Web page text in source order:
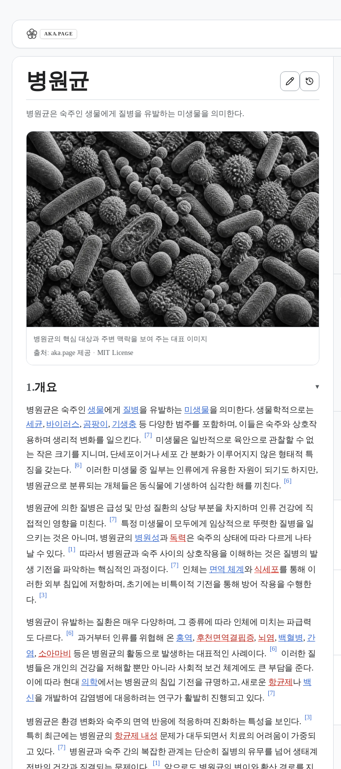
AKA.PAGE
병원균
병원균은 숙주인 생물에게 질병을 유발하는 미생물을 의미한다.
병원균의 핵심 대상과 주변 맥락을 보여 주는 대표 이미지
출처: aka.page 제공 · MIT License
1.개요 ▾
병원균은 숙주인생물에게 질병을 유발하는 미생물을 의미한다. 생물학적으로는
세균, 바이러스, 곰팡이 , 기생충 등 다양한 범주를 포함하며, 이들은 숙주와 상호작
용하며 생리적 변화를 일으킨다.
[7]
미생물은 일반적으로 육안으로 관찰할 수 없
는 작은 크기를 지니며, 단세포이거나 세포 간 분화가 이루어지지 않은 형태적 특
징을 갖는다.
[6]
이러한 미생물 중 일부는 인류에게 유용한 자원이 되기도 하지만,
병원균으로 분류되는 개체들은 동식물에 기생하여 심각한 해를 끼친다.
[6]
병원균에 의한 질병은 급성 및 만성 질환의 상당 부분을 차지하며 인류 건강에 직
접적인 영향을 미친다.
[7]
특정 미생물이 모두에게 임상적으로 뚜렷한 질병을 일
으키는 것은 아니며, 병원균의 병원성과 독력은 숙주의 상태에 따라 다르게 나타
날 수 있다.
[1]
따라서 병원균과 숙주 사이의 상호작용을 이해하는 것은 질병의 발
생 기전을 파악하는 핵심적인 과정이다.
[7]
인체는 면역 체계 와 식세포를 통해 이
러한 외부 침입에 저항하며, 초기에는 비특이적 기전을 통해 방어 작용을 수행한
다.
[3]
병원균이 유발하는 질환은 매우 다양하며, 그 종류에 따라 인체에 미치는 파급력
도 다르다.
[6]
과거부터 인류를 위협해 온 홍역, 후천면역결핍증, 뇌염, 백혈병, 간
염, 소아마비 등은 병원균의 활동으로 발생하는 대표적인 사례이다.
[6]
이러한 질
병들은 개인의 건강을 저해할 뿐만 아니라 사회적 보건 체계에도 큰 부담을 준다.
이에 따라 현대 의학에서는 병원균의 침입 기전을 규명하고, 새로운 항균제 나 백
신을 개발하여 감염병에 대응하려는 연구가 활발히 진행되고 있다.
[7]
병원균은 환경 변화와 숙주의 면역 반응에 적응하며 진화하는 특성을 보인다.
[3]
특히 최근에는 병원균의 항균제 내성 문제가 대두되면서 치료의 어려움이 가중되
고 있다.
[7]
병원균과 숙주 간의 복잡한 관계는 단순히 질병의 유무를 넘어 생태계
[1]
개요
병원균의 종류
숙주와 병원균의 상호작용
질병 발생 기전
예방 및 치료 전략
같이 보기